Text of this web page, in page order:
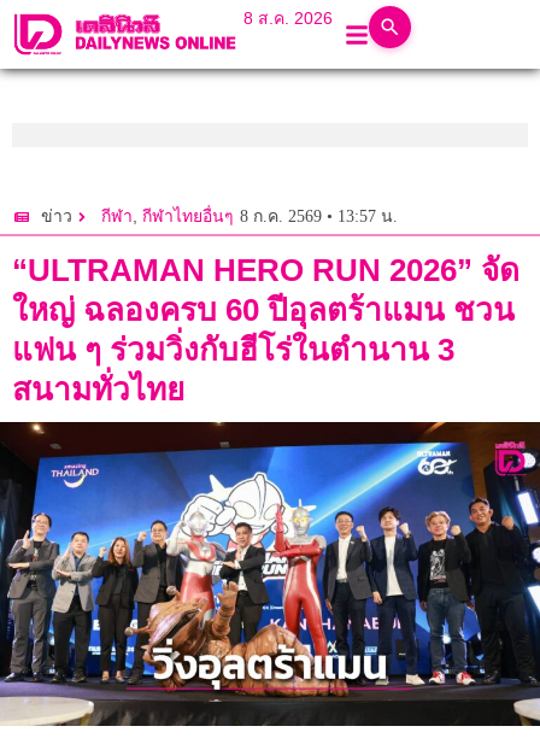
8 ส.ค. 2026
ข่าว กีฬา, กีฬาไทยอื่นๆ 8 ก.ค. 2569 • 13:57 น.
“ULTRAMAN HERO RUN 2026” จัด
ใหญ่ ฉลองครบ 60 ปีอุลตร้าแมน ชวน
แฟน ๆ ร่วมวิ่งกับฮีโร่ในตำนาน 3
สนามทั่วไทย